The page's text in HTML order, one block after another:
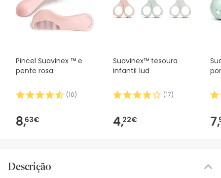
Pincel Suavinex ™ e
pente rosa
(10)
8,63€
Suavinex™ tesoura
infantil 1ud
(17)
4,22€ 7,
Descrição